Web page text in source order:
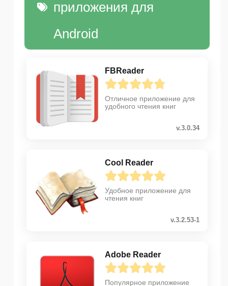
приложения для
Android
FBReader
Отличное приложение для
удобного чтения книг
v.3.0.34
Cool Reader
Удобное приложение для
чтения книг
v.3.2.53-1
Adobe Reader
Популярное приложение